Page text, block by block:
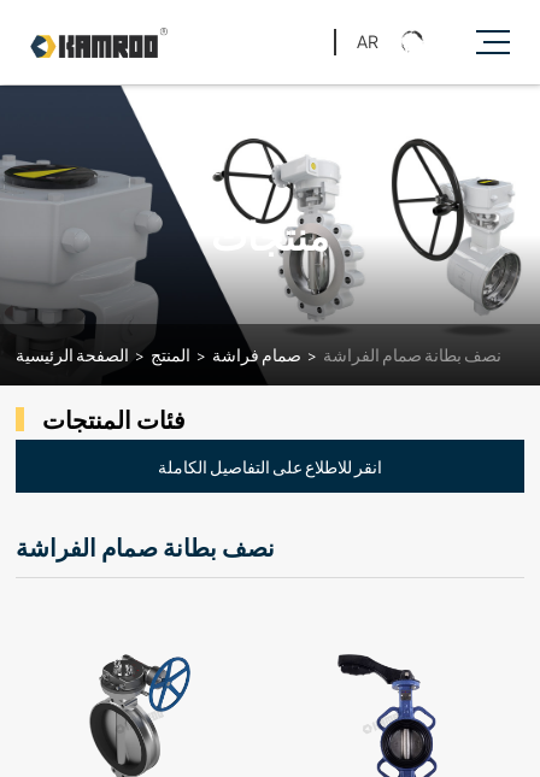
AR
منتجات
الصفحة الرئيسية > المنتج > صمام فراشة > نصف بطانة صمام الفراشة
فئات المنتجات
انقر للاطلاع على التفاصيل الكاملة
نصف بطانة صمام الفراشة